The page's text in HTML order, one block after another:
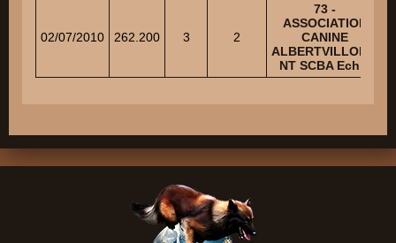
02/07/2010 262.200 3 2
73 -
ASSOCIATION
CANINE
ALBERTVILLOISE
NT SCBA Ech 2